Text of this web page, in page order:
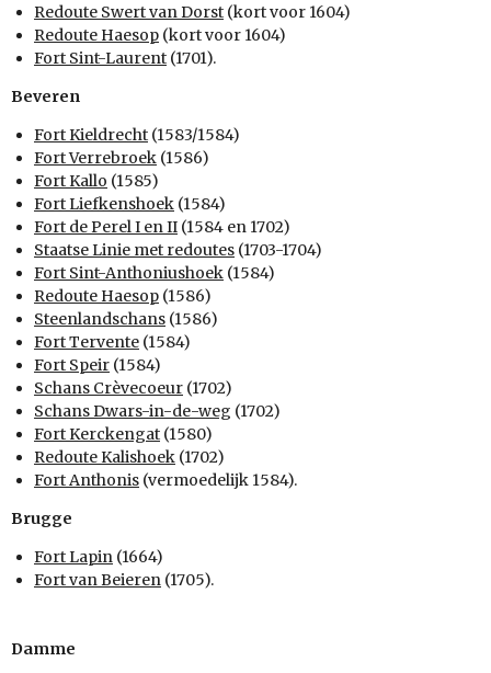
Redoute Swert van Dorst (kort voor 1604)
Redoute Haesop (kort voor 1604)
Fort Sint-Laurent (1701).
Beveren
Fort Kieldrecht (1583/1584)
Fort Verrebroek (1586)
Fort Kallo (1585)
Fort Liefkenshoek (1584)
Fort de Perel I en II (1584 en 1702)
Staatse Linie met redoutes (1703-1704)
Fort Sint-Anthoniushoek (1584)
Redoute Haesop (1586)
Steenlandschans (1586)
Fort Tervente (1584)
Fort Speir (1584)
Schans Crèvecoeur (1702)
Schans Dwars-in-de-weg (1702)
Fort Kerckengat (1580)
Redoute Kalishoek (1702)
Fort Anthonis (vermoedelijk 1584).
Brugge
Fort Lapin (1664)
Fort van Beieren (1705).
Damme